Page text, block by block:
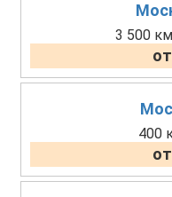
3 500
400